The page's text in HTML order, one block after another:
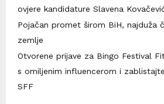
ovjere kandidature Slavena
Pojačan promet širom BiH, najduža
zemlje
Otvorene prijave za Bingo Festival
s omiljenim influencerom i
SFF